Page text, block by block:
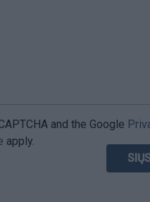
and the Google
apply.